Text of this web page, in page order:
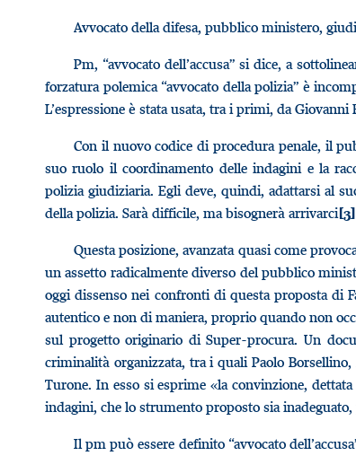
Avvocato della difesa, pubblico ministero,
Pm, “avvocato dell’accusa” si dice, a
forzatura polemica “avvocato della polizia” è
L’espressione è stata usata, tra i primi, da Giovanni
Con il nuovo codice di procedura penale, il
suo ruolo il coordinamento delle indagini e la
polizia giudiziaria. Egli deve, quindi, adattarsi al
della polizia. Sarà difficile, ma bisognerà arrivarci[3]
Questa posizione, avanzata quasi come
un assetto radicalmente diverso del pubblico
oggi dissenso nei confronti di questa proposta di
autentico e non di maniera, proprio quando non
sul progetto originario di Super-procura. Un
criminalità organizzata, tra i quali Paolo
Turone. In esso si esprime «la convinzione,
indagini, che lo strumento proposto sia
Il pm può essere definito “avvocato